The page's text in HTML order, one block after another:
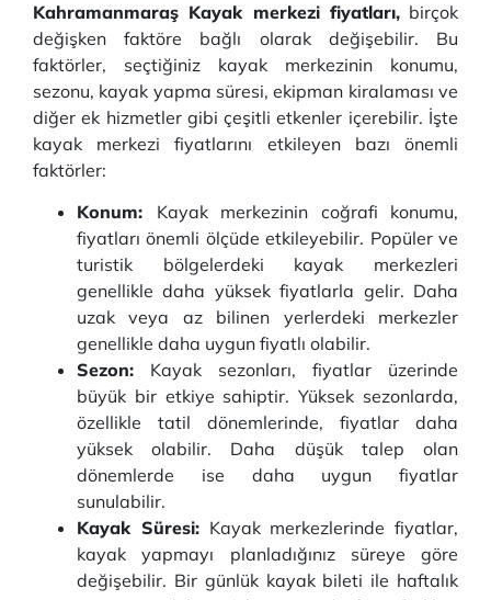
Kahramanmaraş Kayak merkezi fiyatları,birçok
değişken faktöre bağlı olarak değişebilir. Bu
faktörler, seçtiğiniz kayak merkezinin konumu,
sezonu, kayak yapma süresi, ekipman kiralaması ve
diğer ek hizmetler gibi çeşitli etkenler içerebilir. İşte
kayak merkezi fiyatlarını etkileyen bazı önemli
faktörler:
Konum: Kayak merkezinin coğrafi konumu,
fiyatları önemli ölçüde etkileyebilir. Popüler ve
turistik bölgelerdeki kayak merkezleri
genellikle daha yüksek fiyatlarla gelir. Daha
uzak veya az bilinen yerlerdeki merkezler
genellikle daha uygun fiyatlı olabilir.
Sezon: Kayak sezonları, fiyatlar üzerinde
büyük bir etkiye sahiptir. Yüksek sezonlarda,
özellikle tatil dönemlerinde, fiyatlar daha
yüksek olabilir. Daha düşük talep olan
dönemlerde ise daha uygun fiyatlar
sunulabilir.
Kayak Süresi:Kayak merkezlerinde fiyatlar,
kayak yapmayı planladığınız süreye göre
değişebilir. Bir günlük kayak bileti ile haftalık